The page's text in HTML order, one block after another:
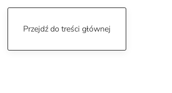
Przejdź do treści głównej